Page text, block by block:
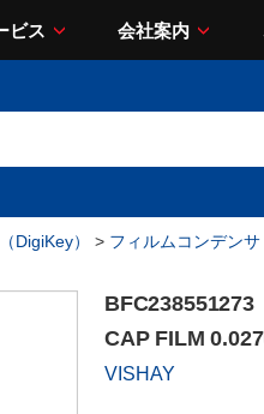
ビス 会社案内
DigiKey） > フィルムコンデンサ
BFC238551273
CAP FILM
VISHAY